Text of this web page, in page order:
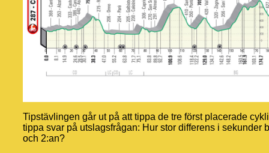
Tipstävlingen går ut på att tippa de tre först placerade
tippa svar på utslagsfrågan: Hur stor differens i sekunder
och 2:an?